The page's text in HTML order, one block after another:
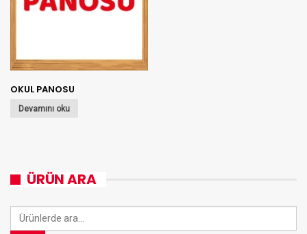
OKUL PANOSU
Devamını oku
ÜRÜN ARA
Ara: